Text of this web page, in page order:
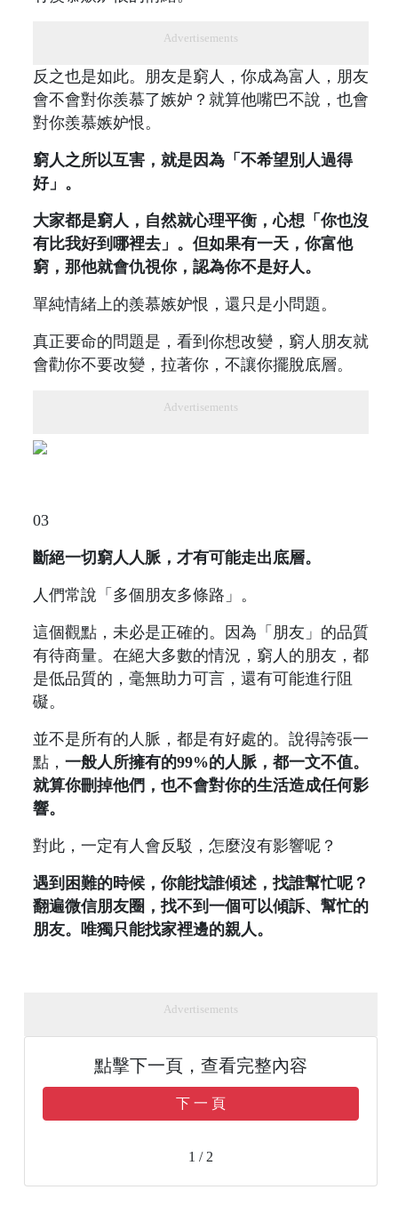
Advertisements
反之也是如此。朋友是窮人，你成為富人，朋友
會不會對你羨慕了嫉妒？就算他嘴巴不說，也會
對你羨慕嫉妒恨。
窮人之所以互害，就是因為「不希望別人過得
好」。
大家都是窮人，自然就心理平衡，心想「你也沒
有比我好到哪裡去」。但如果有一天，你富他
窮，那他就會仇視你，認為你不是好人。
單純情緒上的羨慕嫉妒恨，還只是小問題。
真正要命的問題是，看到你想改變，窮人朋友就
會勸你不要改變，拉著你，不讓你擺脫底層。
Advertisements
03
斷絕一切窮人人脈，才有可能走出底層。
人們常說「多個朋友多條路」。
這個觀點，未必是正確的。因為「朋友」的品質
有待商量。在絕大多數的情況，窮人的朋友，都
是低品質的，毫無助力可言，還有可能進行阻
礙。
並不是所有的人脈，都是有好處的。說得誇張一
點， 一般人所擁有的99%的人脈，都一文不值。
就算你刪掉他們，也不會對你的生活造成任何影
響。
對此，一定有人會反駁，怎麼沒有影響呢？
遇到困難的時候，你能找誰傾述，找誰幫忙呢？
翻遍微信朋友圈，找不到一個可以傾訴、幫忙的
朋友。唯獨只能找家裡邊的親人。
Advertisements
點擊下一頁，查看完整內容
下 一 頁
1 / 2